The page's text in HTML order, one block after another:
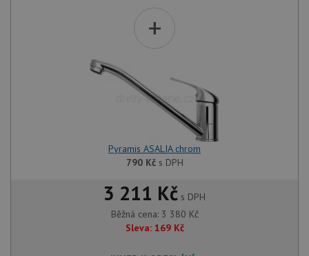
+
Pyramis ASALIA chrom
790 Kčs DPH
3 211 Kč s DPH
Běžná cena: 3 380 Kč
Sleva: 169 Kč